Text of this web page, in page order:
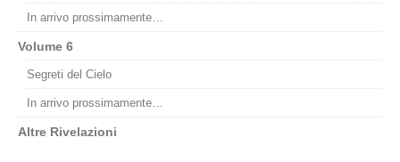
In arrivo prossimamente…
Volume 6
Segreti del Cielo
In arrivo prossimamente…
Altre Rivelazioni